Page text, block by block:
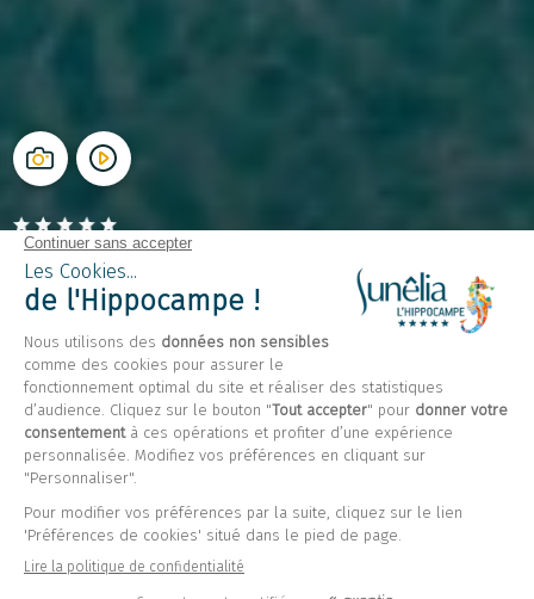
Camping L’Hippocampe
Volonne, Alpes-de-Haute-Provence
Ouvert du1 mai 2026au 6 septembre 2026
Retour
Mobil home Loisir Prestige Taos
40m², 3 chambres,